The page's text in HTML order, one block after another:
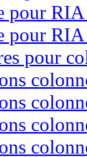
pour
pour
pour